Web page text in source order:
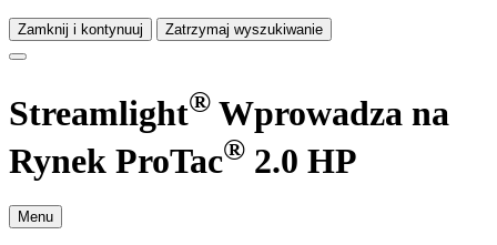
Zamknij i kontynuuj Zatrzymaj wyszukiwanie
Streamlight® Wprowadza na
Rynek ProTac® 2.0 HP
Menu